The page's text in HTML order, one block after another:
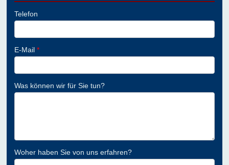
Telefon
E-Mail*
Was können wir für Sie tun?
Woher haben Sie von uns erfahren?